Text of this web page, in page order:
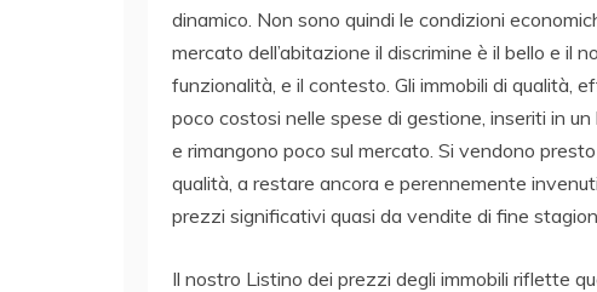
dinamico. Non sono quindi le condizioni
mercato dell’abitazione il discrimine è il bello e il
funzionalità, e il contesto. Gli immobili di qualità,
poco costosi nelle spese di gestione, inseriti in
e rimangono poco sul mercato. Si vendono
qualità, a restare ancora e perennemente
prezzi significativi quasi da vendite di fine
Il nostro Listino dei prezzi degli immobili riflette